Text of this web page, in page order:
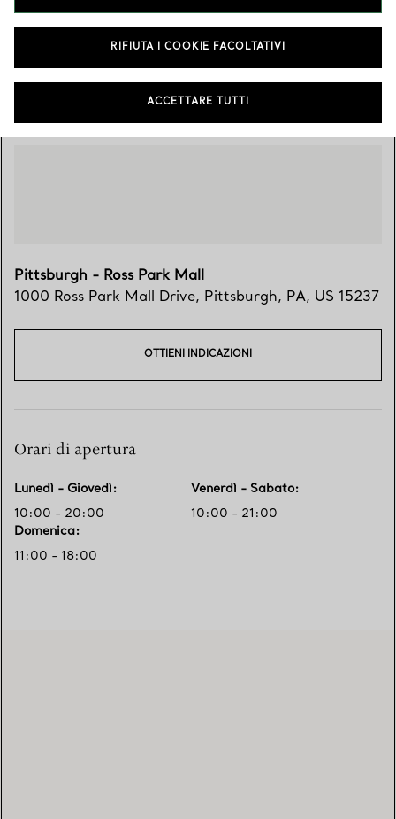
Vieni a trovarci
Pittsburgh - Ross Park Mall
1000 Ross Park Mall Drive, Pittsburgh, PA, US 15237
OTTIENI INDICAZIONI
Orari di apertura
Lunedì - Giovedì:
10:00 - 20:00
Venerdì - Sabato:
10:00 - 21:00
Domenica:
11:00 - 18:00
RIFIUTA I COOKIE FACOLTATIVI
ACCETTARE TUTTI